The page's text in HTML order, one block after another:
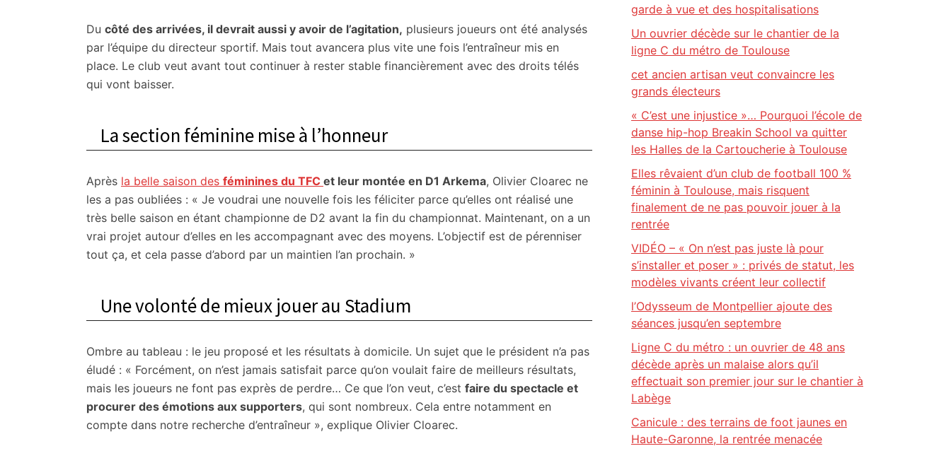
Du côté des arrivées, il devrait aussi y avoir de l’agitation, plusieurs joueurs ont été analysés
par l’équipe du directeur sportif. Mais tout avancera plus vite une fois l’entraîneur mis en
place. Le club veut avant tout continuer à rester stable financièrement avec des droits télés
qui vont baisser.
La section féminine mise à l’honneur
Après la belle saison des féminines du TFC et leur montée en D1 Arkema, Olivier Cloarec ne
les a pas oubliées : « Je voudrai une nouvelle fois les féliciter parce qu’elles ont réalisé une
très belle saison en étant championne de D2 avant la fin du championnat. Maintenant, on a un
vrai projet autour d’elles en les accompagnant avec des moyens. L’objectif est de pérenniser
tout ça, et cela passe d’abord par un maintien l’an prochain. »
Une volonté de mieux jouer au Stadium
Ombre au tableau : le jeu proposé et les résultats à domicile. Un sujet que le président n’a pas
éludé : « Forcément, on n’est jamais satisfait parce qu’on voulait faire de meilleurs résultats,
mais les joueurs ne font pas exprès de perdre… Ce que l’on veut, c’est faire du spectacle et
procurer des émotions aux supporters, qui sont nombreux. Cela entre notamment en
compte dans notre recherche d’entraîneur », explique Olivier Cloarec.
garde à vue et des hospitalisations
Un ouvrier décède sur le chantier de la
ligne C du métro de Toulouse
cet ancien artisan veut convaincre les
grands électeurs
« C’est une injustice »… Pourquoi l’école de
danse hip-hop Breakin School va quitter
les Halles de la Cartoucherie à Toulouse
Elles rêvaient d’un club de football 100 %
féminin à Toulouse, mais risquent
finalement de ne pas pouvoir jouer à la
rentrée
VIDÉO – « On n’est pas juste là pour
s’installer et poser » : privés de statut, les
modèles vivants créent leur collectif
l’Odysseum de Montpellier ajoute des
séances jusqu’en septembre
Ligne C du métro : un ouvrier de 48 ans
décède après un malaise alors qu’il
effectuait son premier jour sur le chantier à
Labège
Canicule : des terrains de foot jaunes en
Haute-Garonne, la rentrée menacée